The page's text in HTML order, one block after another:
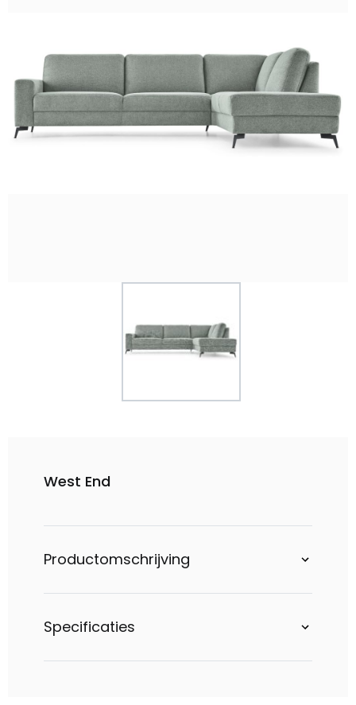
West End
Productomschrijving
Specificaties